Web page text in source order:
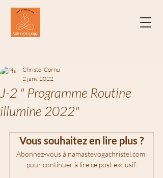
J-2 " Programme Routine
illumine 2022"
Christel Cornu
2 janv. 2022
Vous souhaitez en lire plus ?
Abonnez-vous à namasteyogachristel.com
pour continuer à lire ce post exclusif.